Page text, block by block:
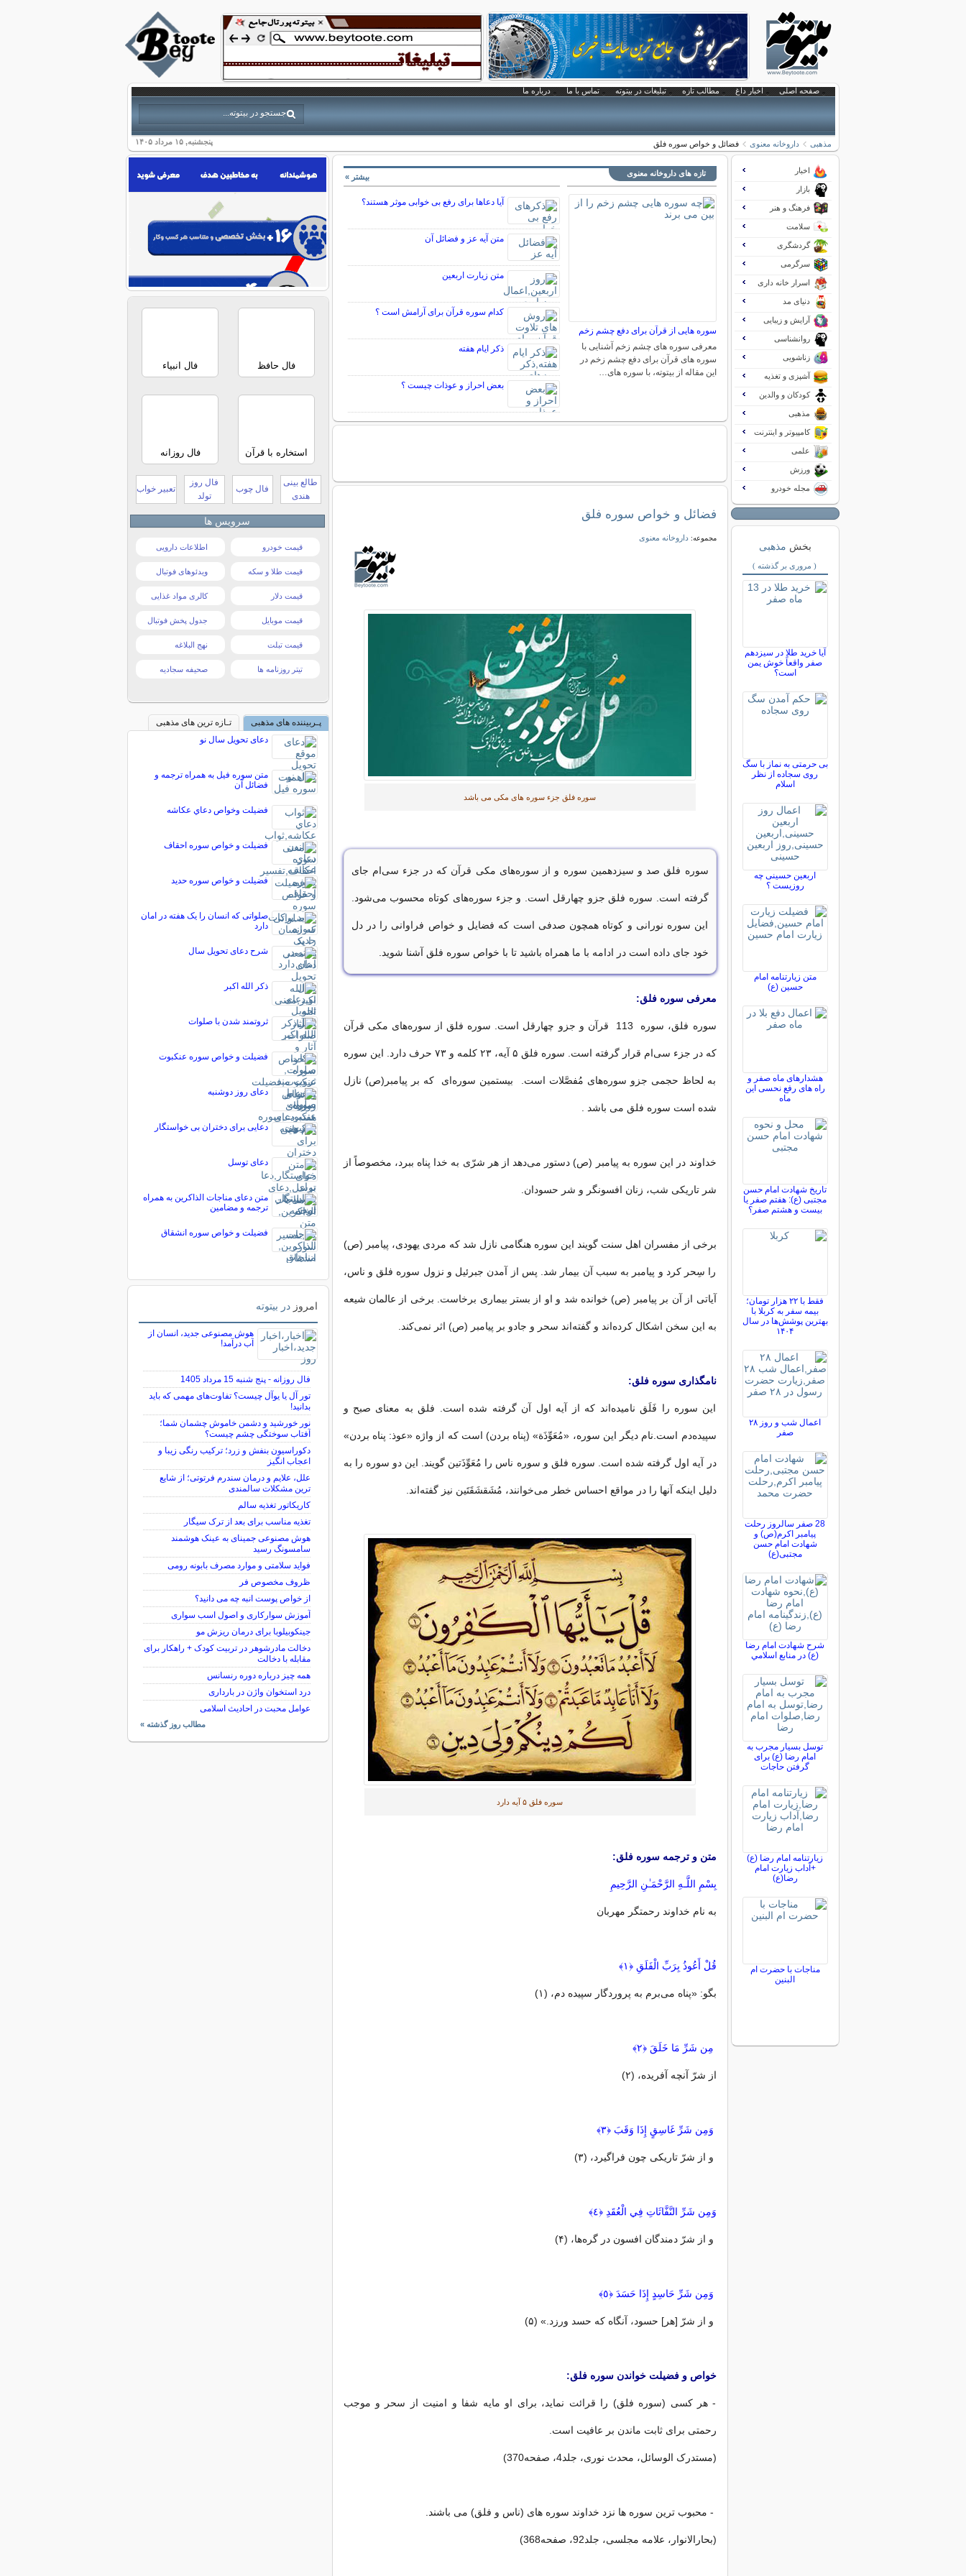
صفحه اصلی اخبار داغ مطالب تازه تبلیغات در بیتوته تماس با ما درباره ما
پنجشنبه, ۱۵ مرداد ۱۴۰۵ مذهبی داروخانه معنوی فضائل و خواص سوره فلق
تازه های داروخانه معنوی
سوره هایی از قرآن برای دفع چشم زخم
معرفی سوره های چشم زخم آشنایی با
سوره های قرآن برای دفع چشم زخم در
این مقاله از بیتوته، با سوره های…
آیا دعاها برای رفع بی خوابی موثر هستند؟
متن آیه عز و فضائل آن
متن زيارت اربعين
کدام سوره قرآن برای آرامش است ؟
ذکر ایام هفته
بعض احراز و عوذات چیست ؟
بیشتر »
فضائل و خواص سوره فلق
مجموعه:داروخانه معنوی
سوره فلق جزء سوره های مکی می باشد
سوره فلق صد و سیزدهمین سوره و از سوره‌های مکی قرآن که در جزء سی‌ام جای
گرفته است. سوره فلق جزو چهارقل است. و جزء سوره‌های کوتاه محسوب می‌شود.
این سوره نورانی و کوتاه همچون صدفی است که فضایل و خواص فراوانی را در دل
خود جای داده است در ادامه با ما همراه باشید تا با خواص سوره فلق آشنا شوید.
معرفی سوره فلق:
سوره فلق، سوره 113 قرآن و جزو چهارقل است. سوره فلق از سوره‌های مکی قرآن
که در جزء سی‌ام قرار گرفته است. سوره فلق ۵ آیه، ۲۳ کلمه و ۷۳ حرف دارد. این سوره
به لحاظ حجمی جزو سوره‌های مُفصَّلات است. بیستمین سوره‌ای که بر پیامبر(ص) نازل
شده است سوره فلق می باشد .
خداوند در این سوره به پیامبر (ص) دستور می‌دهد از هر شرّی به خدا پناه ببرد، مخصوصاً از
شر تاریکی شب، زنان افسونگر و شر حسودان.
برخی از مفسران اهل سنت گویند این سوره هنگامی نازل شد که مردی یهودی، پیامبر (ص)
را سِحر کرد و پیامبر به سبب آن بیمار شد. پس از آمدن جبرئیل و نزول سوره فلق و ناس،
آیاتی از آن بر پیامبر (ص) خوانده شد و او از بستر بیماری برخاست. برخی از عالمان شیعه
به این سخن اشکال کرده‌اند و گفته‌اند سحر و جادو بر پیامبر (ص) اثر نمی‌کند.
نامگذاری سوره فلق:
این سوره را فَلَق نامیده‌اند که از آیه اول آن گرفته شده است. فلق به معنای صبح و
سپیده‌دم است.نام دیگر این سوره، «مُعَوِّذَة» (پناه بردن) است که از واژه «عوذ: پناه بردن»
در آیه اول گرفته شده است. سوره فلق و سوره ناس را مُعَوِّذَتین گویند. این دو سوره را به
دلیل اینکه آنها را در مواقع احساس خطر می‌خوانند، مُشَقشَقَتَین نیز گفته‌اند.
سوره فلق ۵ آیه دارد
متن و ترجمه سوره فلق:
بِسْمِ اللَّـهِ الرَّ‌حْمَـٰنِ الرَّ‌حِيمِ
به نام خداوند رحمتگر مهربان
قُلْ أَعُوذُ بِرَ‌بِّ الْفَلَقِ ﴿١﴾
بگو: «پناه مى‌برم به پروردگار سپيده دم، (۱)
مِن شَرِّ‌ مَا خَلَقَ ﴿٢﴾
از شرّ آنچه آفريده، (۲)
وَمِن شَرِّ‌ غَاسِقٍ إِذَا وَقَبَ ﴿٣﴾
و از شرّ تاريكى چون فراگيرد، (۳)
وَمِن شَرِّ‌ النَّفَّاثَاتِ فِي الْعُقَدِ ﴿٤﴾
و از شرّ دمندگان افسون در گره‌ها، (۴)
وَمِن شَرِّ‌ حَاسِدٍ إِذَا حَسَدَ ﴿٥﴾
و از شرّ [هر] حسود، آنگاه كه حسد ورزد.» (۵)
خواص و فضیلت خواندن سوره فلق:
- هر كسی (سوره فلق) را قرائت نماید، برای او مایه شفا و امنیت از سحر و موجب
رحمتی برای ثابت ماندن بر عافیت است.
(مستدرک الوسائل، محدث نوری، جلد4، صفحه370)
- محبوب ترین سور‌ه ها نزد خداوند سوره های (ناس و فلق) می باشند.
(بحارالانوار، علامه مجلسی، جلد92، صفحه368)
اخبار
بازار
فرهنگ و هنر
سلامت
گردشگری
سرگرمی
اسرار خانه داری
دنیای مد
آرایش و زیبایی
روانشناسی
زناشویی
آشپزی و تغذیه
کودکان و والدین
مذهبی
کامپیوتر و اینترنت
علمی
ورزش
مجله خودرو
بخش مذهبی
( مروری بر گذشته )
آیا خرید طلا در سیزدهم
صفر واقعاً خوش یمن
است؟
بی حرمتی به نماز با سگ
روی سجاده از نظر
اسلام
اربعین حسینی چه
روزیست ؟
متن زیارتنامه امام
حسین (ع)
هشدارهای ماه صفر و
راه های رفع نحسی این
ماه
تاریخ شهادت امام حسن
مجتبی (ع): هفتم صفر یا
بیست و هشتم صفر؟
فقط با ۲۲ هزار تومان؛
بیمه سفر به کربلا با
بهترین پوشش‌ها در سال
۱۴۰۴
اعمال شب و روز ۲۸
صفر
28 صفر سالروز رحلت
پیامبر اکرم(ص) و
شهادت امام حسن
مجتبی(ع)
شرح شهادت امام رضا
(ع) در منابع اسلامي
توسل بسیار مجرب به
امام رضا (ع) برای
گرفتن حاجات
زیارتنامه امام رضا (ع)
+آداب زیارت امام
رضا(ع)
مناجات با حضرت ام
البنین
فال حافظ فال انبیاء
استخاره با قرآن فال روزانه
طالع بینی
هندی
فال چوب
فال روز
تولد
تعبیر خواب
سرویس ها
قیمت خودرو اطلاعات دارویی
قیمت طلا و سکه ویدئوهای فوتبال
قیمت دلار کالری مواد غذایی
قیمت موبایل جدول پخش فوتبال
قیمت تبلت نهج البلاغه
تیتر روزنامه ها صحیفه سجادیه
پـربیننده های مذهبی
تـازه ترین های مذهبی
دعای تحویل سال نو
متن سوره فیل به همراه ترجمه و
فضائل آن
فضيلت وخواص دعاي عكاشه
فضیلت و خواص سوره احقاف
فضیلت و خواص سوره حدید
صلواتی که انسان را یک هفته در امان
دارد
‏شرح دعای تحویل سال
ذکر الله اکبر
ثروتمند شدن با صلوات
فضیلت و خواص سوره عنكبوت
دعای روز دوشنبه
دعایی برای دختران بی خواستگار
دعای توسل
متن دعای مناجات الذاکرین به همراه
ترجمه و مضامین
فضیلت و خواص سوره انشقاق
امروز در بیتوته
هوش مصنوعی جدید، انسان از
آب درآمد!
فال روزانه - پنج شنبه 15 مرداد 1405
تور آل یا یوآل چیست؟ تفاوت‌های مهمی که باید
بدانید!
نور خورشید و دشمن خاموش چشمان شما؛
آفتاب سوختگی چشم چیست؟
دکوراسیون بنفش و زرد؛ ترکیب رنگی زیبا و
اعجاب انگیز
علل، علایم و درمان سندرم فرتوتی؛ از شایع
ترین مشکلات سالمندی
کاریکاتور تغذیه سالم
تغذیه مناسب برای بعد از ترک سیگار
هوش مصنوعی جمینای به عینک هوشمند
سامسونگ رسید
فواید سلامتی و موارد مصرف بابونه رومی
ظروف مخصوص فر
از خواص پوست انبه چه می دانید؟
آموزش سوارکاری و اصول اسب سواری
جینکوبیلوبا برای درمان ریزش مو
دخالت مادرشوهر در تربیت کودک + راهکار برای
مقابله با دخالت
همه چیز درباره دوره رنسانس
درد استخوان واژن در بارداری
عوامل محبت در احادیث اسلامى
مطالب روز گذشته »